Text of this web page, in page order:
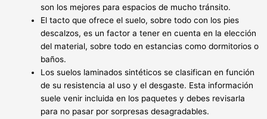
son los mejores para espacios de mucho tránsito.
El tacto que ofrece el suelo, sobre todo con los pies
descalzos, es un factor a tener en cuenta en la elección
del material, sobre todo en estancias como dormitorios o
baños.
Los suelos laminados sintéticos se clasifican en función
de su resistencia al uso y el desgaste. Esta información
suele venir incluida en los paquetes y debes revisarla
para no pasar por sorpresas desagradables.